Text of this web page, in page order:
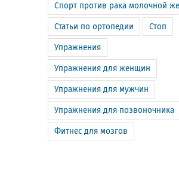
Спорт против рака молочной
Статьи по ортопедии Стоп
Упражнения
Упражнения для женщин
Упражнения для мужчин
Упражнения для позвоночника
Фитнес для мозгов